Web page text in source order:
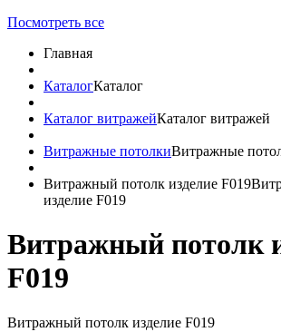
Посмотреть все
Главная
КаталогКаталог
Каталог витражейКаталог витражей
Витражные потолкиВитражные
Витражный потолк изделие F019
изделие F019
Витражный потолк
F019
Витражный потолк изделие F019